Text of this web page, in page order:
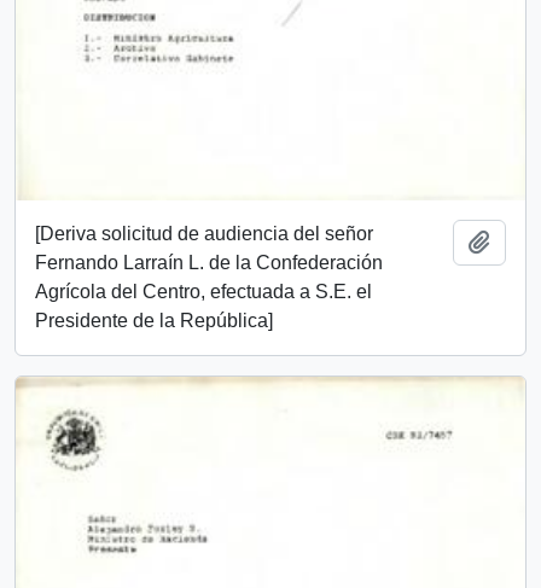
[Deriva solicitud de audiencia del señor
Fernando Larraín L. de la Confederación
Agrícola del Centro, efectuada a S.E. el
Presidente de la República]